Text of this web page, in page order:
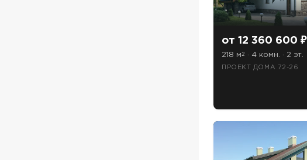
от 12 360 600 ₽
218 м 2 · 4 комн. · 2 эт.
ПРОЕКТ ДОМА 72-26